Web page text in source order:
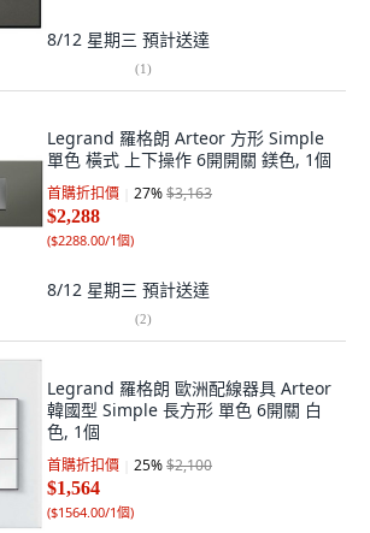
8/12 星期三 預計送達
(1)
Legrand 羅格朗 Arteor 方形 Simple
單色 橫式 上下操作 6開開關 鎂色, 1個
首購折扣價 27%$3,163
$2,288
($2288.00/1個)
8/12 星期三 預計送達
(2)
Legrand 羅格朗 歐洲配線器具 Arteor
韓國型 Simple 長方形 單色 6開關 白
色, 1個
首購折扣價 25%$2,100
$1,564
($1564.00/1個)